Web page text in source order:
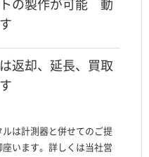
の製作が可能 動
返却、延長、買取
は計測器と併せてのご提
います。詳しくは当社営